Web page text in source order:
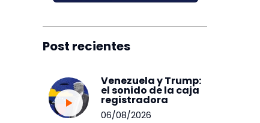
Post recientes
Venezuela y Trump:
el sonido de la caja
registradora
06/08/2026